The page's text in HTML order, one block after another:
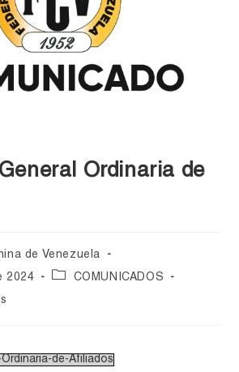
Ordinaria de
de Venezuela
2024
COMUNICADOS
de-Afiliados